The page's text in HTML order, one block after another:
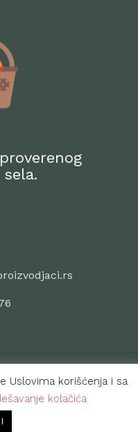
ZADRŽANA
KORIŠĆENJA
Uslovima korišćenja i sa
kolačića